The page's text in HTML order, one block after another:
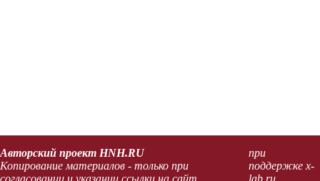
Авторский проект HNH.RU
Копирование материалов - только при
согласовании и указании ссылки на сайт.
при
поддержке x-
lab.ru